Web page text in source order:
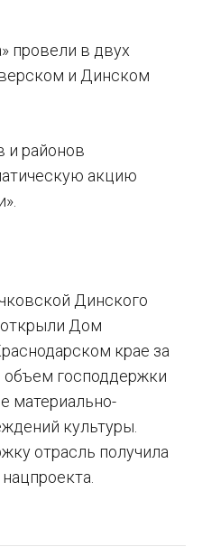
провели в двух
и Динском
и районов
акцию
Динского
открыли Дом
крае за
объем господдержки
материально-
культуры.
отрасль получила